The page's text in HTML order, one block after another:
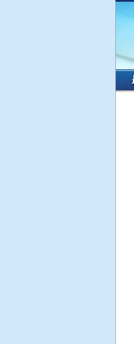
:::